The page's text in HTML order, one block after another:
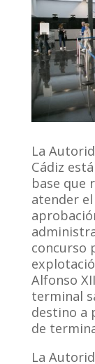
La
Cádiz
base que
atender
concurso
Alfonso
terminal
destino a
de
La